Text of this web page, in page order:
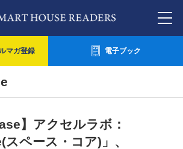
マガ登録 電子ブック
】アクセルラボ：
スペース・コア)」、